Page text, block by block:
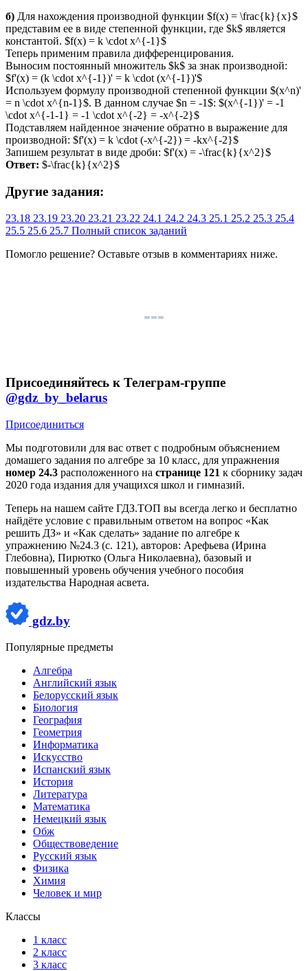
б) Для нахождения производной функции $f(x) = \frac{k}{x}$
представим ее в виде степенной функции, где $k$ является
константой. $f(x) = k \cdot x^{-1}$
Теперь применим правила дифференцирования.
Выносим постоянный множитель $k$ за знак производной:
$f'(x) = (k \cdot x^{-1})' = k \cdot (x^{-1})'$
Используем формулу производной степенной функции $(x^n)'
= n \cdot x^{n-1}$. В данном случае $n = -1$: $(x^{-1})' = -1
\cdot x^{-1-1} = -1 \cdot x^{-2} = -x^{-2}$
Подставляем найденное значение обратно в выражение для
производной: $f'(x) = k \cdot (-x^{-2}) = -kx^{-2}$
Запишем результат в виде дроби: $f'(x) = -\frac{k}{x^2}$
Ответ: $-\frac{k}{x^2}$
Другие задания:
23.18 23.19 23.20 23.21 23.22 24.1 24.2 24.3 25.1 25.2 25.3 25.4
25.5 25.6 25.7 Полный список заданий
Помогло решение? Оставьте отзыв в комментариях ниже.
Присоединяйтесь к Телеграм-группе
@gdz_by_belarus
Присоединиться
Мы подготовили для вас ответ c подробным объяснением
домашего задания по алгебре за 10 класс, для упражнения
номер 24.3 расположенного на странице 121 к сборнику задач
2020 года издания для учащихся школ и гимназий.
Теперь на нашем сайте ГДЗ.ТОП вы всегда легко и бесплатно
найдёте условие с правильным ответом на вопрос «Как
решить ДЗ» и «Как сделать» задание по алгебре к
упражнению №24.3 (с. 121), авторов: Арефьева (Ирина
Глебовна), Пирютко (Ольга Николаевна), базовый и
повышенный уровень обучения учебного пособия
издательства Народная асвета.
gdz.by
Популярные предметы
Алгебра
Английский язык
Белорусский язык
Биология
География
Геометрия
Информатика
Искусство
Испанский язык
История
Литература
Математика
Немецкий язык
Обж
Обществоведение
Русский язык
Физика
Химия
Человек и мир
Классы
1 класс
2 класс
3 класс